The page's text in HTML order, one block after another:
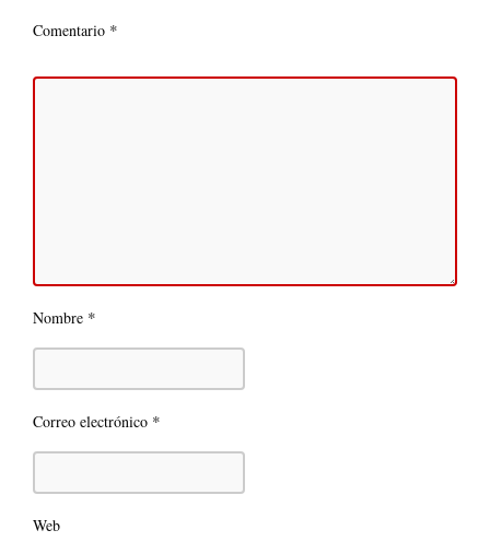
Comentario *
Nombre *
Correo electrónico *
Web